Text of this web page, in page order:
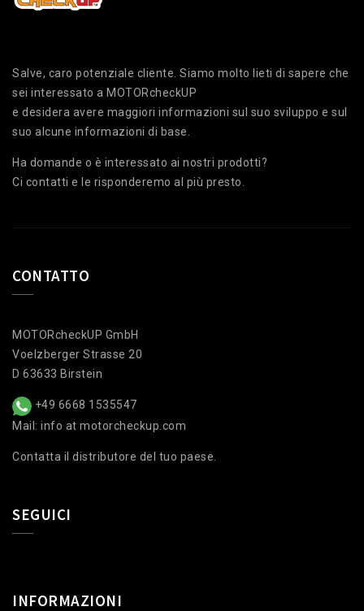
Salve, caro potenziale cliente. Siamo molto lieti di sapere che
sei interessato a MOTORcheckUP
e desidera avere maggiori informazioni sul suo sviluppo e sul
suo alcune informazioni di base.
Ha domande o è interessato ai nostri prodotti?
Ci contatti e le risponderemo al più presto.
CONTATTO
MOTORcheckUP GmbH
Voelzberger Strasse 20
D 63633 Birstein
+49 6668 1535547
Mail: info at motorcheckup.com
Contatta il distributore del tuo paese.
SEGUICI
INFORMAZIONI